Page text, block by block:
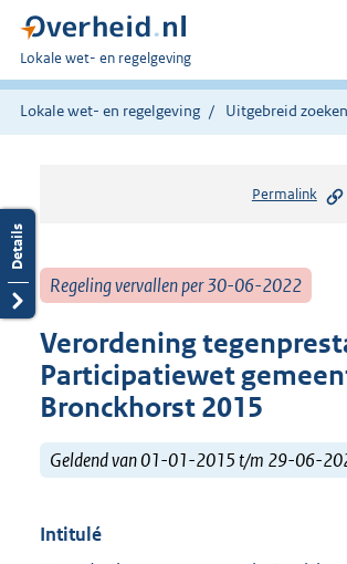
U
bent
hier:
Lokale wet- en regelgeving
Lokale wet- en regelgeving Uitgebreid zoeken
Permalink
Regeling vervallen per 30-06-2022
Verordening
Participatiewet
Bronckhorst 2015
Geldend van 01-01-2015 t/m 29-06-
Intitulé